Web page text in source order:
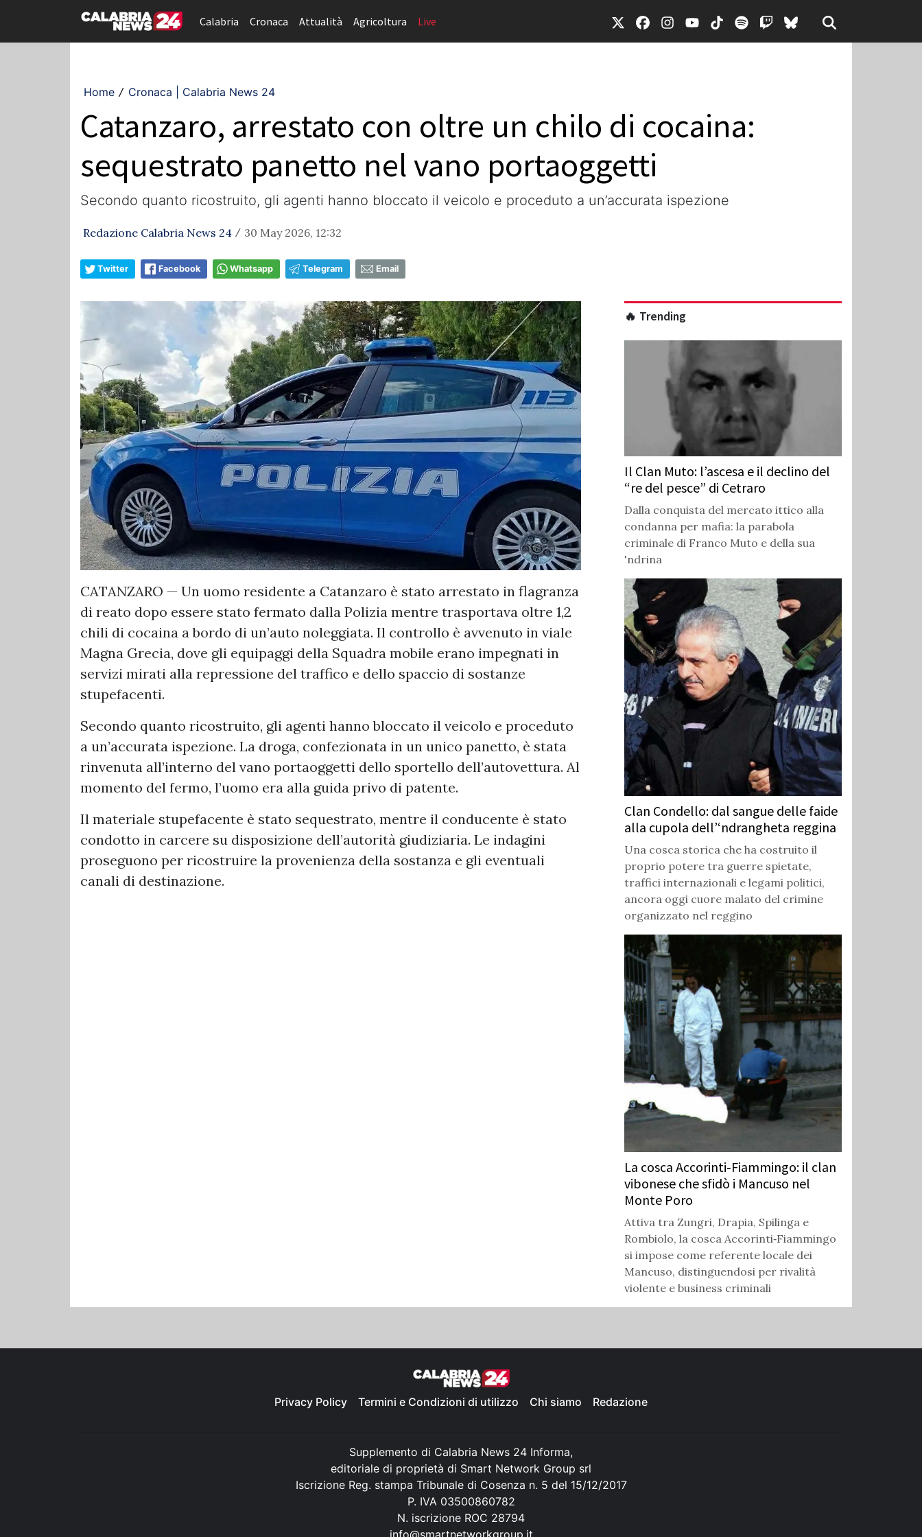
Calabria Cronaca Attualità Agricoltura Live
Home / Cronaca | Calabria News 24
Catanzaro, arrestato con oltre un chilo di cocaina:
sequestrato panetto nel vano portaoggetti
Secondo quanto ricostruito, gli agenti hanno bloccato il veicolo e proceduto a un’accurata ispezione
Redazione Calabria News 24 / 30 May 2026, 12:32
Twitter Facebook Whatsapp Telegram Email
CATANZARO — Un uomo residente a Catanzaro è stato arrestato in flagranza
di reato dopo essere stato fermato dalla Polizia mentre trasportava oltre 1,2
chili di cocaina a bordo di un’auto noleggiata. Il controllo è avvenuto in viale
Magna Grecia, dove gli equipaggi della Squadra mobile erano impegnati in
servizi mirati alla repressione del traffico e dello spaccio di sostanze
stupefacenti.
Secondo quanto ricostruito, gli agenti hanno bloccato il veicolo e proceduto
a un’accurata ispezione. La droga, confezionata in un unico panetto, è stata
rinvenuta all’interno del vano portaoggetti dello sportello dell’autovettura. Al
momento del fermo, l’uomo era alla guida privo di patente.
Il materiale stupefacente è stato sequestrato, mentre il conducente è stato
condotto in carcere su disposizione dell’autorità giudiziaria. Le indagini
proseguono per ricostruire la provenienza della sostanza e gli eventuali
canali di destinazione.
🔥 Trending
Il Clan Muto: l’ascesa e il declino del
“re del pesce” di Cetraro
Dalla conquista del mercato ittico alla
condanna per mafia: la parabola
criminale di Franco Muto e della sua
'ndrina
Clan Condello: dal sangue delle faide
alla cupola dell’‘ndrangheta reggina
Una cosca storica che ha costruito il
proprio potere tra guerre spietate,
traffici internazionali e legami politici,
ancora oggi cuore malato del crimine
organizzato nel reggino
La cosca Accorinti‑Fiammingo: il clan
vibonese che sfidò i Mancuso nel
Monte Poro
Attiva tra Zungri, Drapia, Spilinga e
Rombiolo, la cosca Accorinti‑Fiammingo
si impose come referente locale dei
Mancuso, distinguendosi per rivalità
violente e business criminali
Privacy Policy Termini e Condizioni di utilizzo Chi siamo Redazione
Supplemento di Calabria News 24 Informa,
editoriale di proprietà di Smart Network Group srl
Iscrizione Reg. stampa Tribunale di Cosenza n. 5 del 15/12/2017
P. IVA 03500860782
N. iscrizione ROC 28794
info@smartnetworkgroup.it